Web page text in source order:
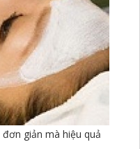
giản mà hiệu quả